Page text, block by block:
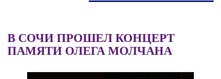
В СОЧИ ПРОШЕЛ КОНЦЕРТ
ПАМЯТИ ОЛЕГА МОЛЧАНА